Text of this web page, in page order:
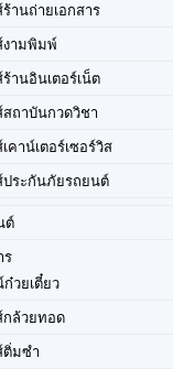
านถ่ายเอกสาร
ามพิมพ์
านอินเตอร์เน็ต
ถาบันกวดวิชา
คาน์เตอร์เซอร์วิส
ระกันภัยรถยนต์
ต์
ร
วยเตี๋ยว
ล้วยทอด
ติ่มซำ